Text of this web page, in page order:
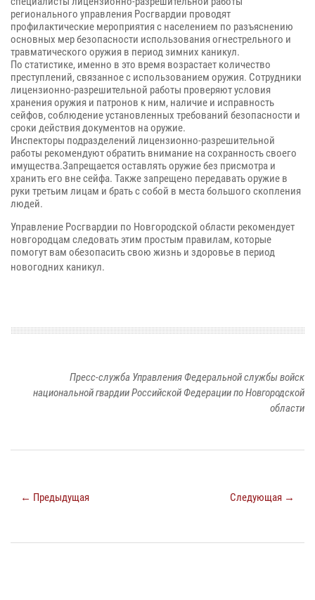
регионального управления Росгвардии проводят
профилактические мероприятия с населением по разъяснению
основных мер безопасности использования огнестрельного и
травматического оружия в период зимних каникул.
По статистике, именно в это время возрастает количество
преступлений, связанное с использованием оружия. Сотрудники
лицензионно-разрешительной работы проверяют условия
хранения оружия и патронов к ним, наличие и исправность
сейфов, соблюдение установленных требований безопасности и
сроки действия документов на оружие.
Инспекторы подразделений лицензионно-разрешительной
работы рекомендуют обратить внимание на сохранность своего
имущества.Запрещается оставлять оружие без присмотра и
хранить его вне сейфа. Также запрещено передавать оружие в
руки третьим лицам и брать с собой в места большого скопления
людей.
Управление Росгвардии по Новгородской области рекомендует
новгородцам следовать этим простым правилам, которые
помогут вам обезопасить свою жизнь и здоровье в период
новогодних каникул.
Пресс-служба Управления Федеральной службы войск
национальной гвардии Российской Федерации по Новгородской
области
← Предыдущая Следующая →